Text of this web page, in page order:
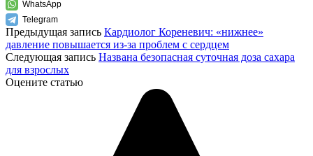
WhatsApp
Telegram
Предыдущая запись Кардиолог Кореневич: «нижнее»
давление повышается из-за проблем с сердцем
Следующая запись Названа безопасная суточная доза сахара
для взрослых
Оцените статью